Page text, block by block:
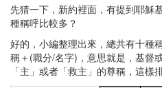
先猜一下，新約裡面，有提到耶穌
種稱呼比較多？
好的，小編整理出來，總共有十種
稱＋(職分/名字)，意思就是，基督
「主」或者「救主」的尊稱，這樣